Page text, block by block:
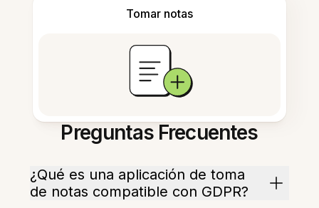
Tomar notas
Preguntas Frecuentes
¿Qué es una aplicación de toma
de notas compatible con GDPR?